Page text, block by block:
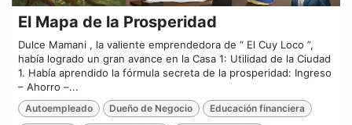
El Mapa de la Prosperidad
Dulce Mamani , la valiente emprendedora de “ El Cuy Loco ”,
había logrado un gran avance en la Casa 1: Utilidad de la Ciudad
1. Había aprendido la fórmula secreta de la prosperidad: Ingreso
– Ahorro –...
Autoempleado Dueño de Negocio Educación financiera